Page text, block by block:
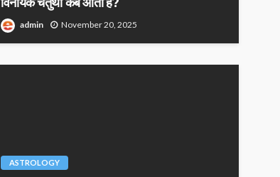
विनायक चतुर्थी कब आती है?
admin November 20, 2025
ASTROLOGY